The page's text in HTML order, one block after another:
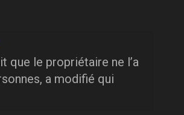
que le propriétaire ne l’a
a modifié qui